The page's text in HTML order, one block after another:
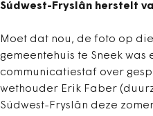
Súdwest-Fryslân herstelt
Moet dat nou, de foto op
gemeentehuis te Sneek
communicatiestaf over
wethouder Erik Faber
Súdwest-Fryslân deze